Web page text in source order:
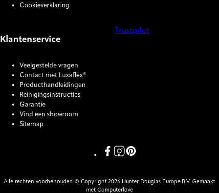
Cookieverklaring
Klantenservice
Veelgestelde vragen
Contact met Luxaflex®
Producthandleidingen
Reinigingsinstructies
Garantie
Vind een showroom
Sitemap
Trustpilot
Link missing Display text from
Link missing Display text
Link missing Display text
Alle rechten voorbehouden © Copyright 2026 Hunter Douglas Europe B.V. Gemaakt
met Computerlove